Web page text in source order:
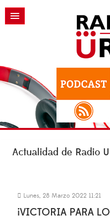
Actualidad de Radio
Lunes, 28 Marzo 2022 11:21
¡VICTORIA PARA